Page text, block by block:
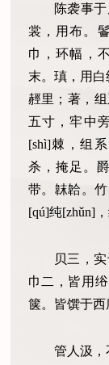
陈袭事
裳，用布。
巾，环幅，
末。瑱，用白
䞓里；著，
五寸，牢中
[shì]棘，组
杀，掩足。
带。韎韐。
[qú]纯[zhǔn]
贝三，
巾二，皆用
箧。皆馔于西
管人汲，